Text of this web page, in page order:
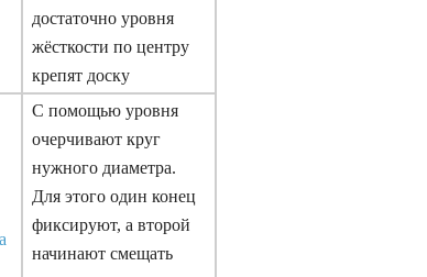
достаточно уровня
жёсткости по центру
крепят доску
С помощью уровня
очерчивают круг
нужного диаметра.
Для этого один конец
фиксируют, а второй
начинают смещать